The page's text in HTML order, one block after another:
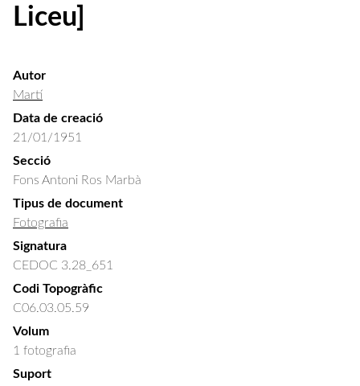
Liceu]
Autor
Martí
Data de creació
21/01/1951
Secció
Fons Antoni Ros Marbà
Tipus de document
Fotografia
Signatura
CEDOC 3.28_651
Codi Topogràfic
C06.03.05.59
Volum
1 fotografia
Suport